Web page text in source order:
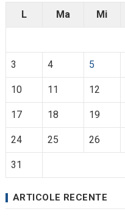
L Ma Mi
3 4 5
10 11 12
17 18 19
24 25 26
31
ARTICOLE RECENTE